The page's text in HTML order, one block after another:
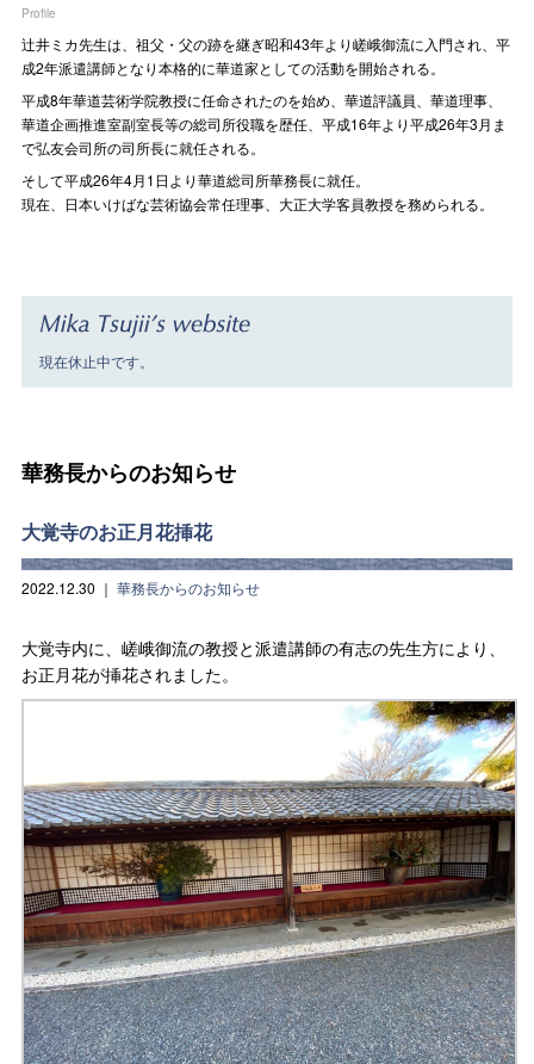
Profile
辻󠄀井ミカ先生は、祖父・父の跡を継ぎ昭和43年より嵯峨御流に入門され、平
成2年派遣講師となり本格的に華道家としての活動を開始される。
平成8年華道芸術学院教授に任命されたのを始め、華道評議員、華道理事、
華道企画推進室副室長等の総司所役職を歴任、平成16年より平成26年3月ま
で弘友会司所の司所長に就任される。
そして平成26年4月1日より華道総司所華務長に就任。
現在、日本いけばな芸術協会常任理事、大正大学客員教授を務められる。
現在休止中です。
華務長からのお知らせ
大覚寺のお正月花挿花
2022.12.30 ｜ 華務長からのお知らせ
大覚寺内に、嵯峨御流の教授と派遣講師の有志の先生方により、
お正月花が挿花されました。